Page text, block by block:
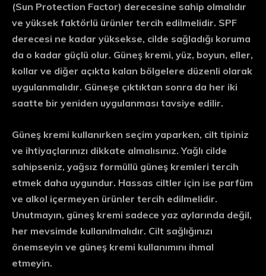
(Sun Protection Factor) derecesine sahip olmalıdır
ve yüksek faktörlü ürünler tercih edilmelidir. SPF
derecesi ne kadar yüksekse, cilde sağladığı koruma
da o kadar güçlü olur. Güneş kremi, yüz, boyun, eller,
kollar ve diğer açıkta kalan bölgelere düzenli olarak
uygulanmalıdır. Güneşe çıktıktan sonra da her iki
saatte bir yeniden uygulanması tavsiye edilir.
Güneş kremi kullanırken seçim yaparken, cilt tipiniz
ve ihtiyaçlarınızı dikkate almalısınız. Yağlı cilde
sahipseniz, yağsız formüllü güneş kremleri tercih
etmek daha uygundur. Hassas ciltler için ise parfüm
ve alkol içermeyen ürünler tercih edilmelidir.
Unutmayın, güneş kremi sadece yaz aylarında değil,
her mevsimde kullanılmalıdır. Cilt sağlığınızı
önemseyin ve güneş kremi kullanımını ihmal
etmeyin.